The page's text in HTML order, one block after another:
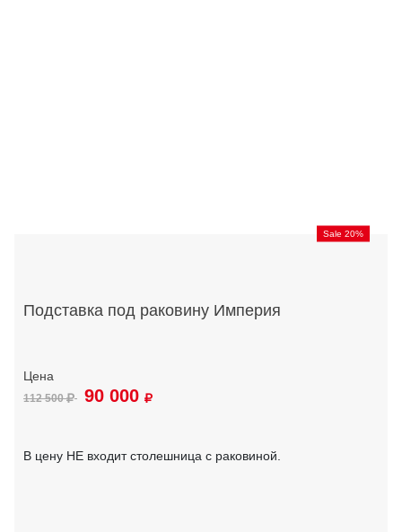
Sale 20%
Подставка под раковину Империя
112 500 90 000
В цену НЕ входит столешница с раковиной.